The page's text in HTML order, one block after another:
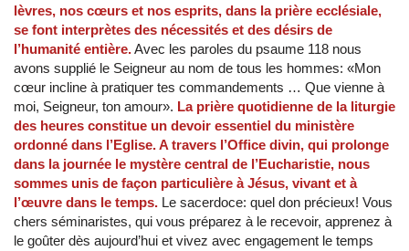
lèvres, nos cœurs et nos esprits, dans la prière ecclésiale,
se font interprètes des nécessités et des désirs de
l’humanité entière.Avec les paroles du psaume 118 nous
avons supplié le Seigneur au nom de tous les hommes: «Mon
cœur incline à pratiquer tes commandements … Que vienne à
moi, Seigneur, ton amour». La prière quotidienne de la liturgie
des heures constitue un devoir essentiel du ministère
ordonné dans l’Eglise. A travers l’Office divin, qui prolonge
dans la journée le mystère central de l’Eucharistie, nous
sommes unis de façon particulière à Jésus, vivant et à
l’œuvre dans le temps. Le sacerdoce: quel don précieux! Vous
chers séminaristes, qui vous préparez à le recevoir, apprenez à
le goûter dès aujourd’hui et vivez avec engagement le temps